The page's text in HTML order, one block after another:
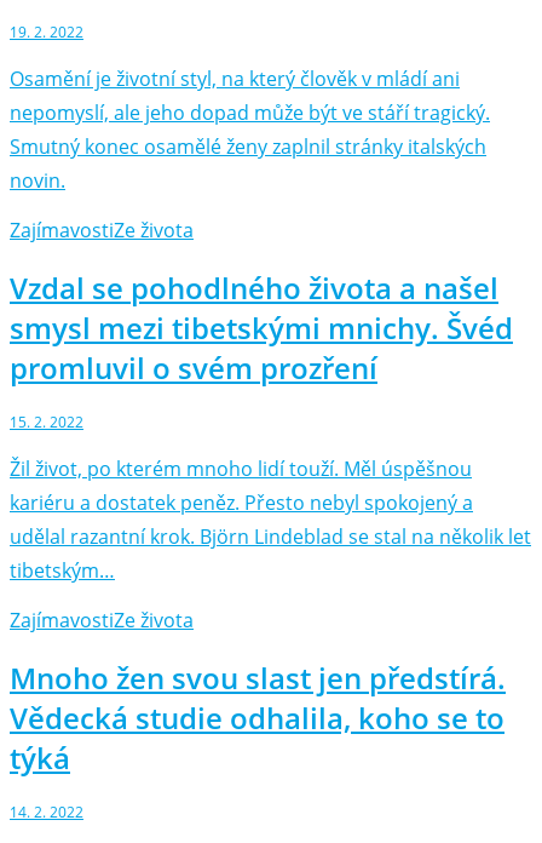
19. 2. 2022
Osamění je životní styl, na který člověk v mládí ani
nepomyslí, ale jeho dopad může být ve stáří tragický.
Smutný konec osamělé ženy zaplnil stránky italských
novin.
ZajímavostiZe života
Vzdal se pohodlného života a našel
smysl mezi tibetskými mnichy. Švéd
promluvil o svém prozření
15. 2. 2022
Žil život, po kterém mnoho lidí touží. Měl úspěšnou
kariéru a dostatek peněz. Přesto nebyl spokojený a
udělal razantní krok. Björn Lindeblad se stal na několik let
tibetským…
ZajímavostiZe života
Mnoho žen svou slast jen předstírá.
Vědecká studie odhalila, koho se to
týká
14. 2. 2022